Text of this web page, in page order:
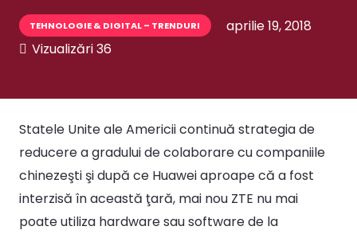
TEHNOLOGIE & DIGITAL – TRENDURI
aprilie 19, 2018
Vizualizări36
Statele Unite ale Americii continuă strategia de
reducere a gradului de colaborare cu companiile
chinezeşti şi după ce Huawei aproape că a fost
interzisă în această ţară, mai nou ZTE nu mai
poate utiliza hardware sau software de la